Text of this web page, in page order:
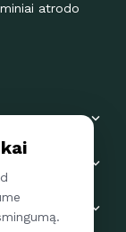
atrodo


